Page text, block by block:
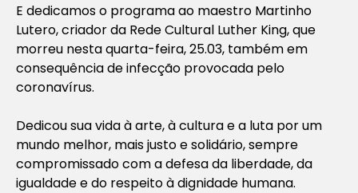
E dedicamos o programa ao maestro Martinho
Lutero, criador da Rede Cultural Luther King, que
morreu nesta quarta-feira, 25.03, também em
consequência de infecção provocada pelo
coronavírus.
Dedicou sua vida à arte, à cultura e a luta por um
mundo melhor, mais justo e solidário, sempre
compromissado com a defesa da liberdade, da
igualdade e do respeito à dignidade humana.